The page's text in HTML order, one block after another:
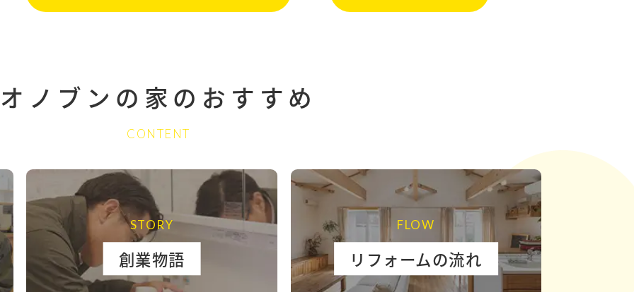
オノブンの家の おすすめ
CONTENT
STORY
創業物語
FLOW
リフォームの流れ